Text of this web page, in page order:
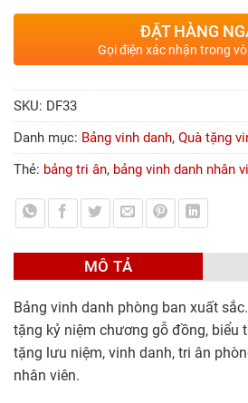
ĐẶT HÀNG
Gọi điện xác nhận trong
SKU: DF33
Danh mục: Bảng vinh danh, Quà tặng
Thẻ: bảng tri ân, bảng vinh danh nhân
MÔ TẢ
Bảng vinh danh phòng ban xuất
tặng kỷ niệm chương gỗ đồng, biểu
tặng lưu niệm, vinh danh, tri ân
nhân viên.